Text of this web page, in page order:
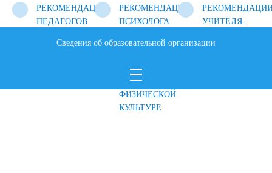
РЕКОМЕНДАЦИИ
ПЕДАГОГОВ
РЕКОМЕНДАЦИИ
ПСИХОЛОГА
УЧИТЕЛЯ-
ИНСТРУКТОРА
ПО
ФИЗИЧЕСКОЙ
КУЛЬТУРЕ
Сведения об образовательной организации